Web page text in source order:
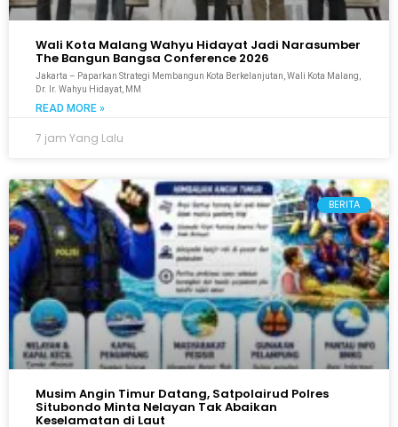
Wali Kota Malang Wahyu Hidayat Jadi Narasumber
The Bangun Bangsa Conference 2026
Jakarta – Paparkan Strategi Membangun Kota Berkelanjutan, Wali Kota Malang,
Dr. Ir. Wahyu Hidayat, MM
READ MORE »
7 jam Yang Lalu
BERITA
Musim Angin Timur Datang, Satpolairud Polres
Situbondo Minta Nelayan Tak Abaikan
Keselamatan di Laut